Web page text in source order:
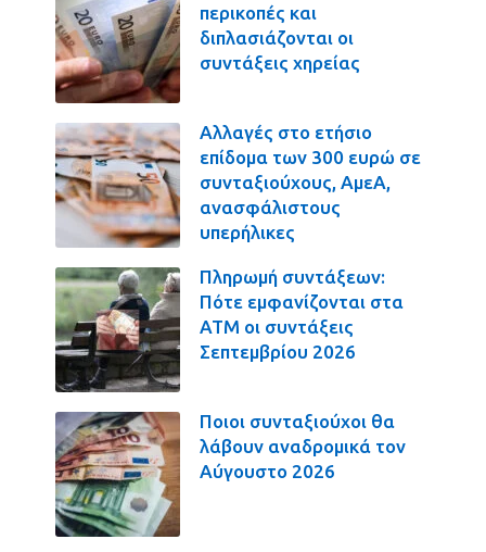
περικοπές και
διπλασιάζονται οι
συντάξεις χηρείας
Αλλαγές στο ετήσιο
επίδομα των 300 ευρώ σε
συνταξιούχους, ΑμεΑ,
ανασφάλιστους
υπερήλικες
Πληρωμή συντάξεων:
Πότε εμφανίζονται στα
ΑΤΜ οι συντάξεις
Σεπτεμβρίου 2026
Ποιοι συνταξιούχοι θα
λάβουν αναδρομικά τον
Αύγουστο 2026